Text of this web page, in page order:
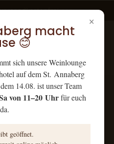
+++
×
macht
😊
sich unsere Weinlounge
auf dem St. Annaberg
14.08. ist unser Team
von 11–20 Uhrfür euch
da.
geöffnet.